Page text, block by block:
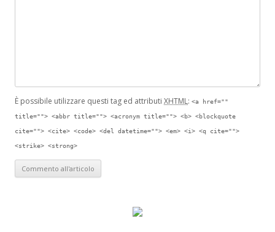
È possibile utilizzare questi tag ed attributi XHTML: <a href=""
title=""> <abbr title=""> <acronym title=""> <b> <blockquote
cite=""> <cite> <code> <del datetime=""> <em> <i> <q cite="">
<strike> <strong>